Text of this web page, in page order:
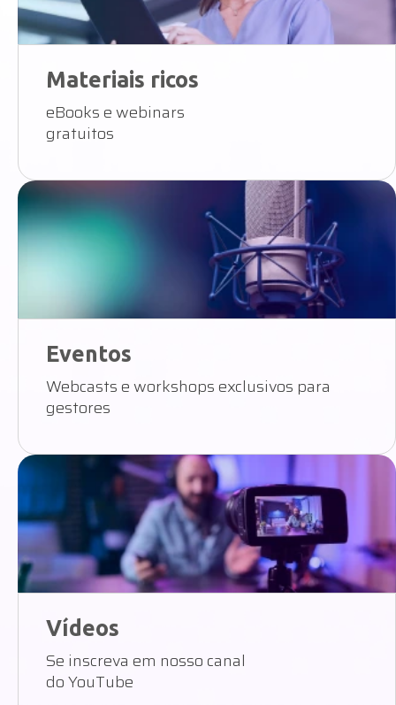
Materiais ricos
eBooks e webinars
gratuitos
Eventos
Webcasts e workshops exclusivos para
gestores
Vídeos
Se inscreva em nosso canal
do YouTube